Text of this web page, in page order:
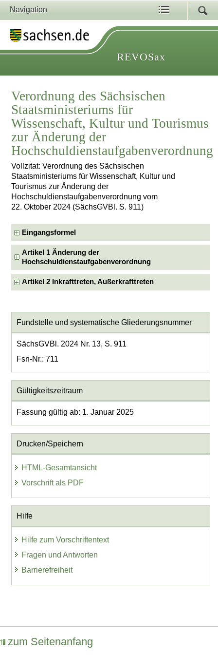
Navigation
REVOSax
Verordnung des Sächsischen
Staatsministeriums für
Wissenschaft, Kultur und Tourismus
zur Änderung der
Hochschuldienstaufgabenverordnung
Vollzitat: Verordnung des Sächsischen
Staatsministeriums für Wissenschaft, Kultur und
Tourismus zur Änderung der
Hochschuldienstaufgabenverordnung vom
22. Oktober 2024 (SächsGVBl. S. 911)
Eingangsformel
Artikel 1 Änderung der
Hochschuldienstaufgabenverordnung
Artikel 2 Inkrafttreten, Außerkrafttreten
Fundstelle und systematische Gliederungsnummer
SächsGVBl. 2024 Nr. 13, S. 911
Fsn-Nr.: 711
Gültigkeitszeitraum
Fassung gültig ab: 1. Januar 2025
Drucken/Speichern
HTML-Gesamtansicht
Vorschrift als PDF
Hilfe
Hilfe zum Vorschriftentext
Fragen und Antworten
Barrierefreiheit
zum Seitenanfang